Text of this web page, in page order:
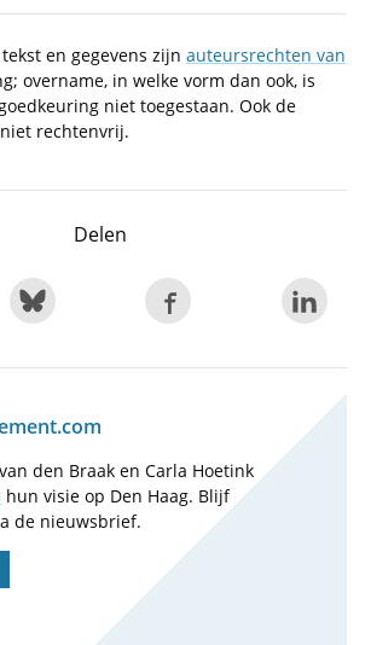
en gegevens zijn auteursrechten van
overname, in welke vorm dan ook, is
niet toegestaan. Ook de
rechtenvrij.
Delen
den Braak en Carla Hoetink
hun visie op Den Haag. Blijf
de nieuwsbrief.